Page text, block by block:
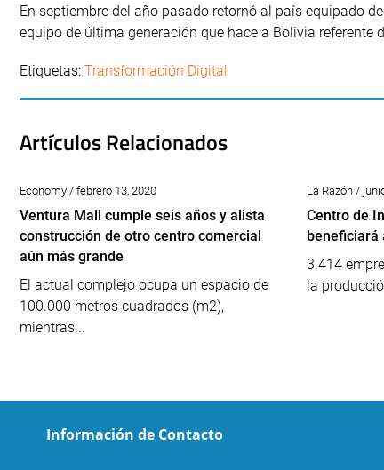
En septiembre del año pasado retornó al país equipado
equipo de última generación que hace a Bolivia referente
Etiquetas: Transformación Digital
Artículos Relacionados
Economy / febrero 13, 2020
Ventura Mall cumple seis años y alista
construcción de otro centro comercial
aún más grande
El actual complejo ocupa un espacio de
100.000 metros cuadrados (m2),
mientras...
La Razón /
Centro de
beneficiará
3.414
la
Información de Contacto